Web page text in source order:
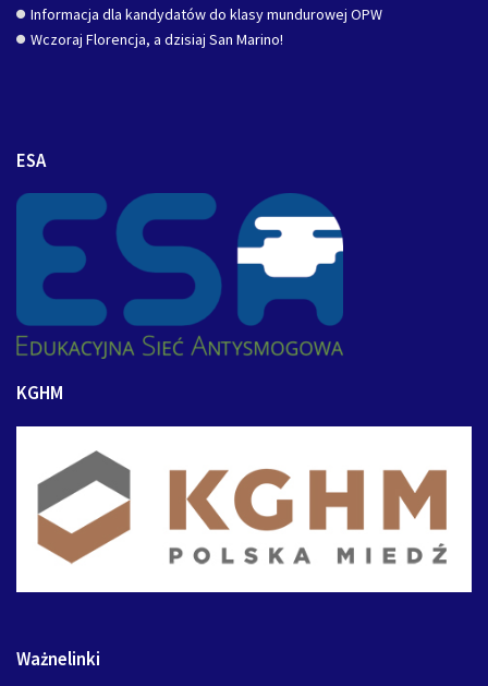
Informacja dla kandydatów do klasy mundurowej OPW
Wczoraj Florencja, a dzisiaj San Marino!
ESA
KGHM
Ważnelinki